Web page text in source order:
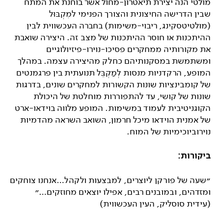
שבין הדרישה החיצונית והצורך הפנימי למִקְבּוּל
(מולטיטסקינג, ריבוי-משימות) בחברה העכשווית לבין
ההיתכנות או חוסר ההיתכנות של מצב זה. היצירה שואבת
את מקורותיה ממחקרים פסיכו-נוירו-פיזיולוגיים
ומשתמשת במסקנותיהם כחלק מהיצירה עצמה. במהלך
המופע, הרקדניות מנסות לְמַקְבֵּל תנועתית בין פרגמנטים
של קומבינציות שונות הקשורות למחקרים שונים, בדרגות
שונות של קושי, עד להתפוררות מוחלטת של היכולת
הקוגניטיבית לעמוד במשימות. המופע מלווה בוידאו-ארט
של אמנית הוידאו מיכל חרמון, השואב השראה מהדמיות
נוירוביוכימיות של המוח.
ביקורות:
״שעה של פורקן ליוצרים, למבצעות ולקהל…אנחנו צוחקים
ומזדהים, ובמובנים רבים, אפילו יוצאים מחוזקים…״
(עידית סוסליק, העין העכשווית)